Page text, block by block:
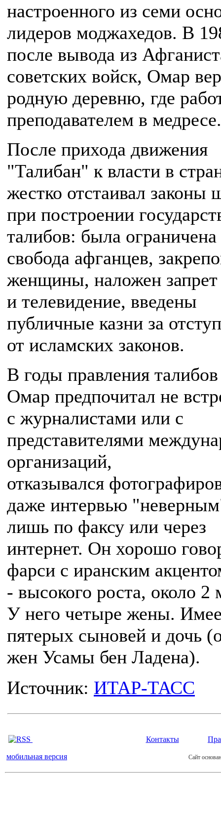
настроенного из семи
лидеров моджахедов. В
после вывода из
советских войск, Омар
родную деревню, где
преподавателем в медресе.
После прихода движения
"Талибан" к власти в
жестко отстаивал законы
при построении
талибов: была
свобода афганцев,
женщины, наложен
и телевидение, введены
публичные казни за
от исламских законов.
В годы правления
Омар предпочитал не
с журналистами или с
представителями
организаций,
отказывался
даже интервью
лишь по факсу или через
интернет. Он хорошо
фарси с иранским
- высокого роста, около 2
У него четыре жены.
пятерых сыновей и дочь
жен Усамы бен Ладена).
Источник: ИТАР-ТАСС
Контакты
мобильная версия Сайт